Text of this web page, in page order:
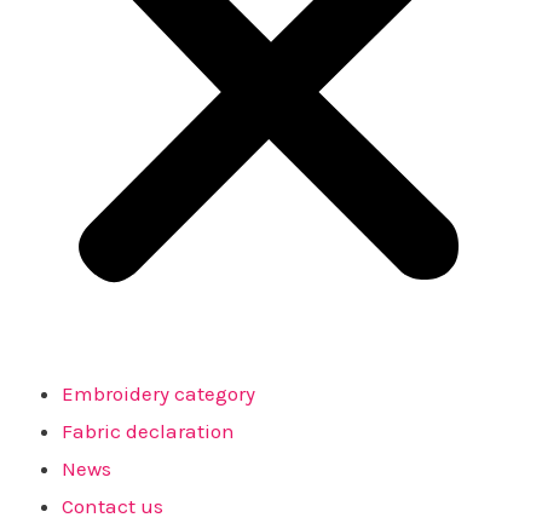
Embroidery category
Fabric declaration
News
Contact us